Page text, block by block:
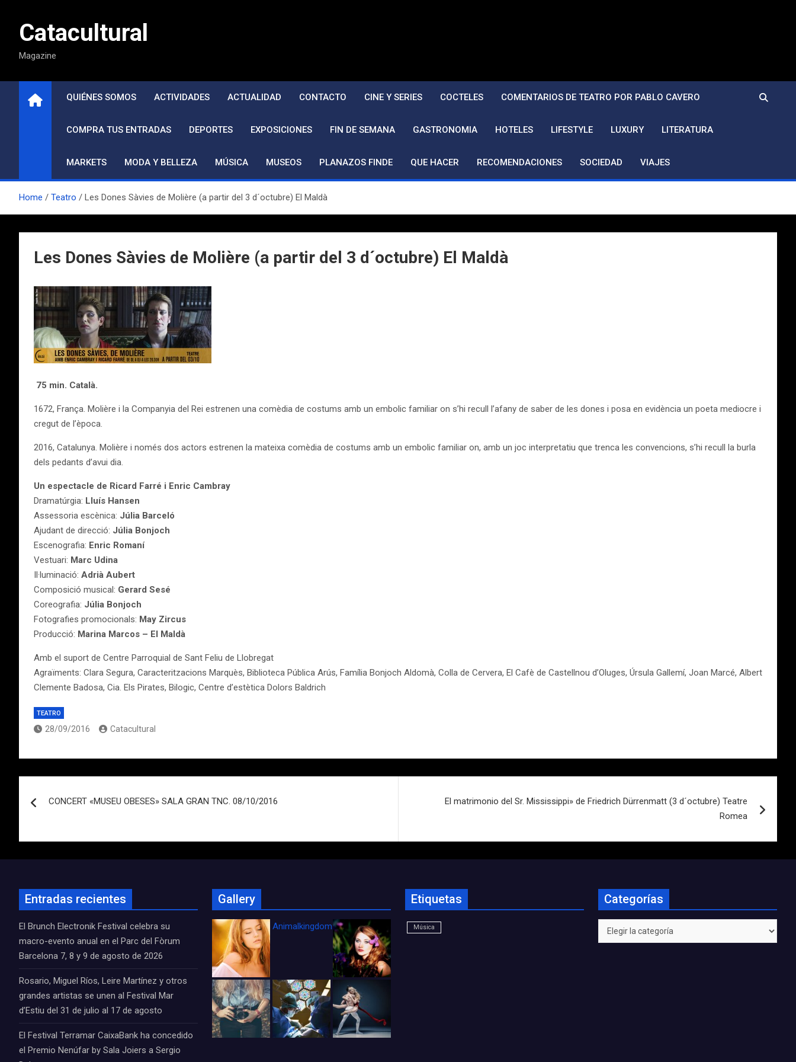
contenidoCatacultural
Magazine
QUIÉNES SOMOS ACTIVIDADES ACTUALIDAD CONTACTO CINE Y SERIES COCTELES COMENTARIOS DE TEATRO POR PABLO CAVERO
COMPRA TUS ENTRADAS DEPORTES EXPOSICIONES FIN DE SEMANA GASTRONOMIA HOTELES LIFESTYLE LUXURY LITERATURA
MARKETS MODA Y BELLEZA MÚSICA MUSEOS PLANAZOS FINDE QUE HACER RECOMENDACIONES SOCIEDAD VIAJES
Home Teatro Les Dones Sàvies de Molière (a partir del 3 d´octubre) El Maldà
Les Dones Sàvies de Molière (a partir del 3 d´octubre) El Maldà
75 min. Català.
1672, França. Molière i la Companyia del Rei estrenen una comèdia de costums amb un embolic familiar on s’hi recull l’afany de saber de les dones i posa en evidència un poeta mediocre i
cregut de l’època.
2016, Catalunya. Molière i només dos actors estrenen la mateixa comèdia de costums amb un embolic familiar on, amb un joc interpretatiu que trenca les convencions, s’hi recull la burla
dels pedants d’avui dia.
Un espectacle de Ricard Farré i Enric Cambray
Dramatúrgia: Lluís Hansen
Assessoria escènica: Júlia Barceló
Ajudant de direcció: Júlia Bonjoch
Escenografia: Enric Romaní
Vestuari: Marc Udina
Il·luminació: Adrià Aubert
Composició musical: Gerard Sesé
Coreografia: Júlia Bonjoch
Fotografies promocionals: May Zircus
Producció: Marina Marcos – El Maldà
Amb el suport de Centre Parroquial de Sant Feliu de Llobregat
Agraïments: Clara Segura, Caracteritzacions Marquès, Biblioteca Pública Arús, Família Bonjoch Aldomà, Colla de Cervera, El Cafè de Castellnou d’Oluges, Úrsula Gallemí, Joan Marcé, Albert
Clemente Badosa, Cia. Els Pirates, Bilogic, Centre d’estètica Dolors Baldrich
TEATRO
28/09/2016 Catacultural
de
entradas
CONCERT «MUSEU OBESES» SALA GRAN TNC. 08/10/2016
El matrimonio del Sr. Mississippi» de Friedrich Dürrenmatt (3 d´octubre) Teatre
Romea
Entradas recientes
El Brunch Electronik Festival celebra su
macro-evento anual en el Parc del Fòrum
Barcelona 7, 8 y 9 de agosto de 2026
Rosario, Miguel Ríos, Leire Martínez y otros
grandes artistas se unen al Festival Mar
d’Estiu del 31 de julio al 17 de agosto
El Festival Terramar CaixaBank ha concedido
el Premio Nenúfar by Sala Joiers a Sergio
Gallery
Animalkingdom_FichaCine
Etiquetas
Música
Categorías
Categorías